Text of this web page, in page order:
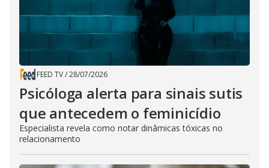
FEED TV/28/07/2026
Psicóloga alerta para sinais sutis
que antecedem o feminicídio
Especialista revela como notar dinâmicas tóxicas no
relacionamento